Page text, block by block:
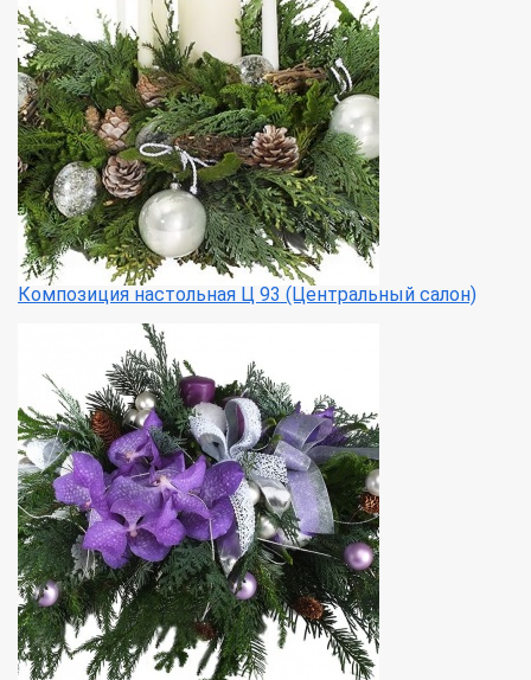
Композиция настольная Ц 93 (Центральный салон)